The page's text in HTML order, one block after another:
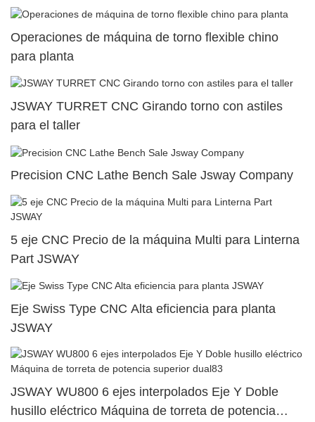
Operaciones de máquina de torno flexible chino
para planta
JSWAY TURRET CNC Girando torno con astiles
para el taller
Precision CNC Lathe Bench Sale Jsway Company
5 eje CNC Precio de la máquina Multi para Linterna
Part JSWAY
Eje Swiss Type CNC Alta eficiencia para planta
JSWAY
JSWAY WU800 6 ejes interpolados Eje Y Doble
husillo eléctrico Máquina de torreta de potencia